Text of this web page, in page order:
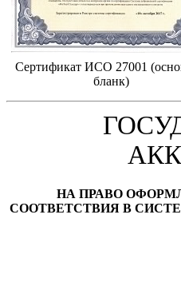
Сертификат ИСО 27001
бланк)
НА ПРАВО
СООТВЕТСТВИЯ В